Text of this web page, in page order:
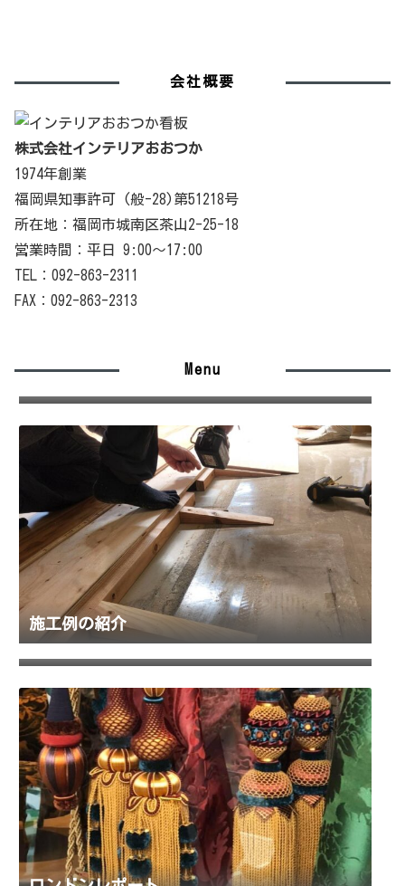
会社概要
株式会社インテリアおおつか
1974年創業
福岡県知事許可 (般-28)第51218号
所在地：福岡市城南区茶山2-25-18
営業時間：平日 9:00〜17:00
TEL：092-863-2311
FAX：092-863-2313
Menu
施工例の紹介
代表 大塚について